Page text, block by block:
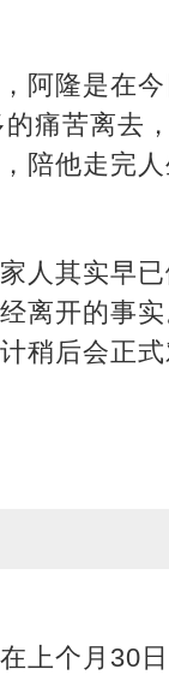
阿隆是在今
痛苦离去
陪他走完人
人其实早已
离开的事实
稍后会正式
上个月30日